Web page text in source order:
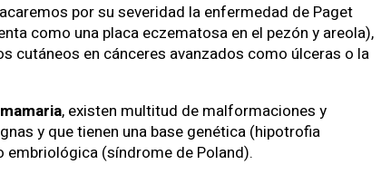
por su severidad la enfermedad de Paget
como una placa eczematosa en el pezón y areola),
cutáneos en cánceres avanzados como úlceras o la
, existen multitud de malformaciones y
y que tienen una base genética (hipotrofia
(síndrome de Poland).